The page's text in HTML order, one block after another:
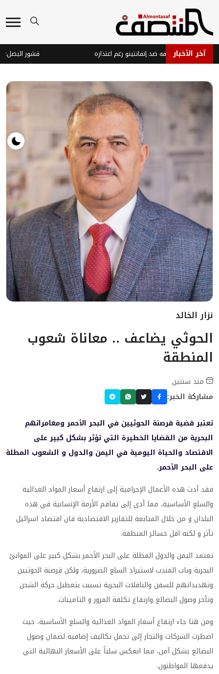
آخر الأخبار
يتمسك بموقفه ضد إنفانتينو رغم اعتذاره قشور البصل: كنز
نزار الخالد
الحوثي يضاعف .. معاناة شعوب
المنطقة
منذ سنتين
مشاركة الخبر:
تعتبر قضية قرصنة الحوثيين في البحر الأحمر ومغامراتهم
البحرية من القضايا الخطيرة التي تؤثر بشكل كبير على
الاقتصاد والحياة اليومية في اليمن والدول و الشعوب المطلة
على البحر الأحمر.
فقد أدت هذه الأعمال الإجرامية إلى ارتفاع أسعار المواد الغذائية
والسلع الأساسية، مما أدى إلى تفاقم الأزمة الإنسانية في هذه
البلدان و من خلال المتابعة للتقارير الاقتصادية فان اقتصاد اسرائيل
تأثر و لكنه اقل خسائر المنطقة.
تعتمد اليمن والدول المطلة على البحر الأحمر بشكل كبير على الموانئ
البحرية وباب المندب لاستيراد السلع الضرورية، ولكن قرصنة الحوثيين
وتهديداتهم للسفن والناقلات البحرية تسببت بتعطيل حركة الشحن
وتأخر وصول البضائع وارتفاع تكلفة المرور و التامينات.
ومن هنا جاء ارتفاع أسعار المواد الغذائية والسلع الأساسية، حيث
اضطرت الشركات والتجار إلى تحمل تكاليف إضافية لضمان وصول
البضائع بشكل آمن، مما انعكس سلباً على الأسعار النهائية التي
يدفعها المواطنون.